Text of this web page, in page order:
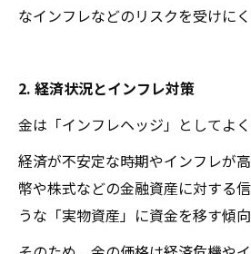
なインフレなどのリスクを受けにく
2. 経済状況とインフレ対策
金は「インフレヘッジ」としてよく
経済が不安定な時期やインフレが
幣や株式などの金融資産に対する
うな「実物資産」に資金を移す傾向